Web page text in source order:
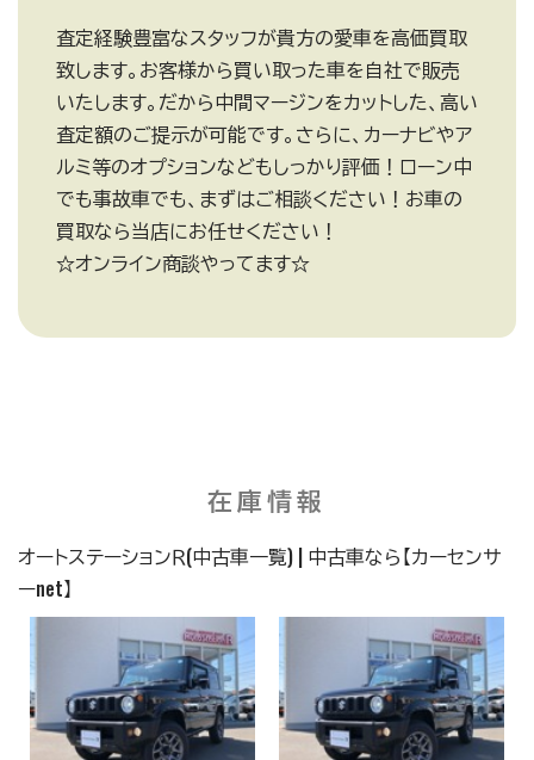
査定経験豊富なスタッフが貴方の愛車を高価買取
致します。お客様から買い取った車を自社で販売
いたします。だから中間マージンをカットした、高い
査定額のご提示が可能です。さらに、カーナビやア
ルミ等のオプションなどもしっかり評価！ローン中
でも事故車でも、まずはご相談ください！お車の
買取なら当店にお任せください！
☆オンライン商談やってます☆
在庫情報
オートステーションＲ(中古車一覧) | 中古車なら【カーセンサ
ーnet】